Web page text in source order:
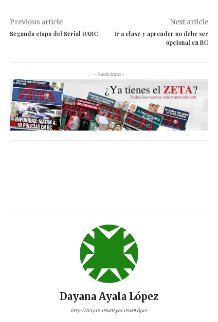
Previous article
Segunda etapa del Serial UABC
Next article
Ir a clase y aprender no debe ser
opcional en BC
- Publicidad -
Dayana Ayala López
http://Dayana%20Ayala%20López